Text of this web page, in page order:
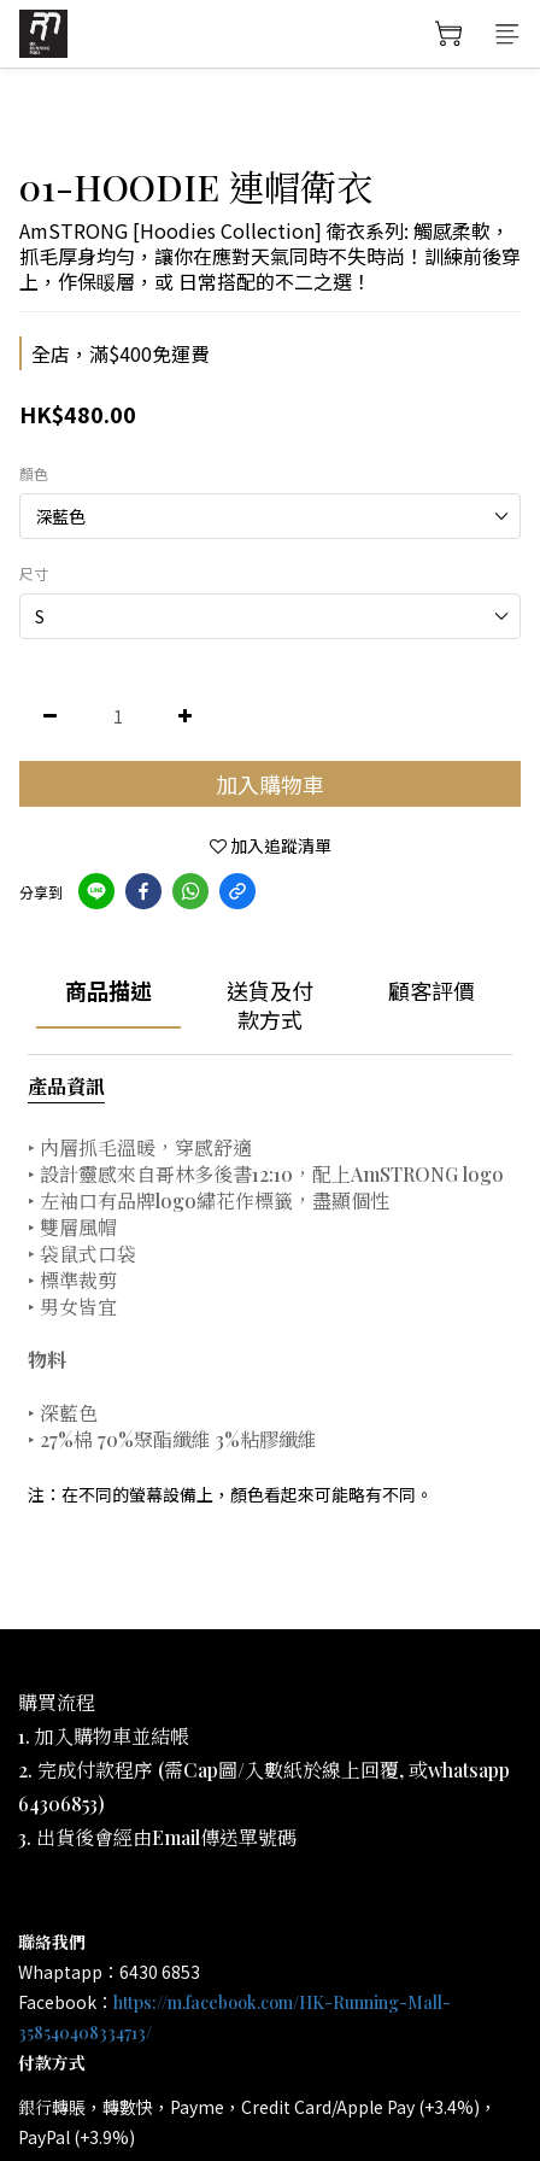
01-HOODIE 連帽衛衣
AmSTRONG [Hoodies Collection] 衛衣系列: 觸感柔軟，
抓毛厚身均勻，讓你在應對天氣同時不失時尚！訓練前後穿
上，作保䁔層，或 日常搭配的不二之選！
全店，滿$400免運費
HK$480.00
顏色
尺寸
加入購物車
加入追蹤清單
分享到
商品描述
送貨及付
款方式
顧客評價
產品資訊
‣ 內層抓毛溫暖，穿感舒適
‣ 設計靈感來自哥林多後書12:10，配上AmSTRONG logo
‣ 左袖口有品牌logo繡花作標籤，盡顯個性
‣ 雙層風帽
‣ 袋鼠式口袋
‣ 標準裁剪
‣ 男女皆宜
物料
‣ 深藍色
‣ 27%棉 70%聚酯纖維 3%粘膠纖維
注：在不同的螢幕設備上，顏色看起來可能略有不同。
購買流程
1. 加入購物車並結帳
2. 完成付款程序 (需Cap圖/入數紙於線上回覆, 或whatsapp
64306853)
3. 出貨後會經由Email傳送單號碼
聯絡我們
Whaptapp：6430 6853
Facebook： https://m.facebook.com/HK-Running-Mall-
358540408334713/
付款方式
銀行轉賬，轉數快，Payme，Credit Card/Apple Pay (+3.4%)，
PayPal (+3.9%)